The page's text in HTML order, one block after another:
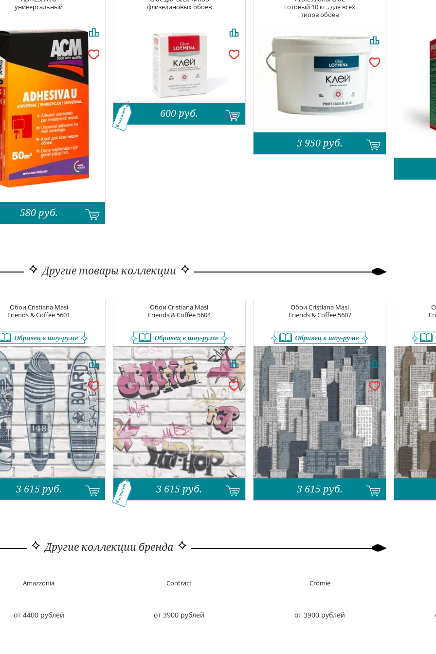
универсальный
580 руб.
флизелиновых обоев
600 руб.
В наличии
готовый 10 кг., для всех
типов обоев
3 950 руб.
Другие товары коллекции
ОбоиCristiana Masi
Friends & Coffee 5601
3 615 руб.
ОбоиCristiana Masi
Friends & Coffee 5604
3 615 руб.
В наличии
ОбоиCristiana Masi
Friends & Coffee 5607
3 615 руб.
Другие коллекции бренда
Amazzonia
от 4400 рублей
Contract
от 3900 рублей
Cromie
от 3900 рублей